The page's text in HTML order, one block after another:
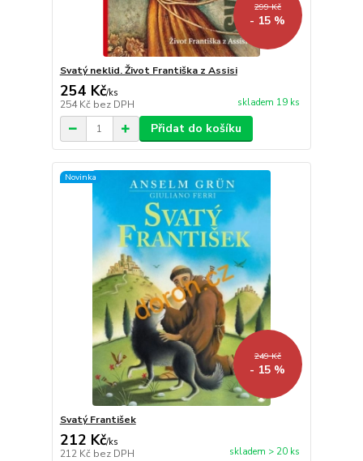
299 Kč
- 15 %
Svatý neklid. Život Františka z Assisi
254 Kč/ks
254 Kč bez DPH skladem 19 ks
Přidat do košíku
Novinka
249 Kč
- 15 %
Svatý František
212 Kč/ks
212 Kč bez DPH skladem > 20 ks